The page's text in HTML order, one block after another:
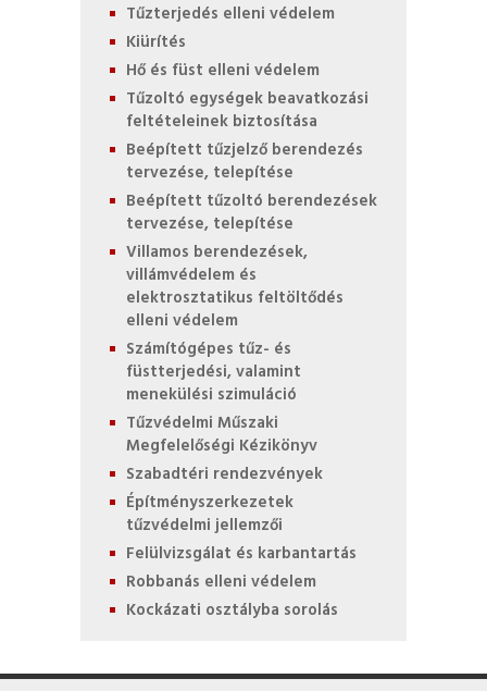
Tűzterjedés elleni védelem
Kiürítés
Hő és füst elleni védelem
Tűzoltó egységek beavatkozási
feltételeinek biztosítása
Beépített tűzjelző berendezés
tervezése, telepítése
Beépített tűzoltó berendezések
tervezése, telepítése
Villamos berendezések,
villámvédelem és
elektrosztatikus feltöltődés
elleni védelem
Számítógépes tűz- és
füstterjedési, valamint
menekülési szimuláció
Tűzvédelmi Műszaki
Megfelelőségi Kézikönyv
Szabadtéri rendezvények
Építményszerkezetek
tűzvédelmi jellemzői
Felülvizsgálat és karbantartás
Robbanás elleni védelem
Kockázati osztályba sorolás